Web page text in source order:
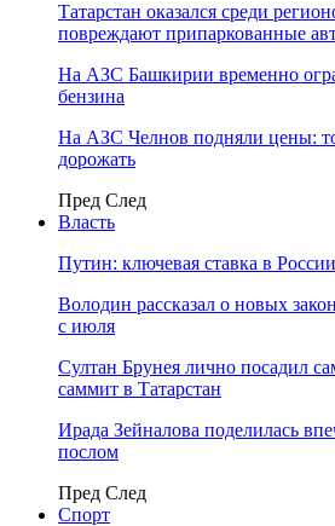
Татарстан оказался среди
повреждают припаркованные
На АЗС Башкирии временно
бензина
На АЗС Челнов подняли цены:
дорожать
Пред След
Власть
Путин: ключевая ставка в
Володин рассказал о новых
с июля
Султан Брунея лично посадил
саммит в Татарстан
Ирада Зейналова поделилась
послом
Пред След
Спорт